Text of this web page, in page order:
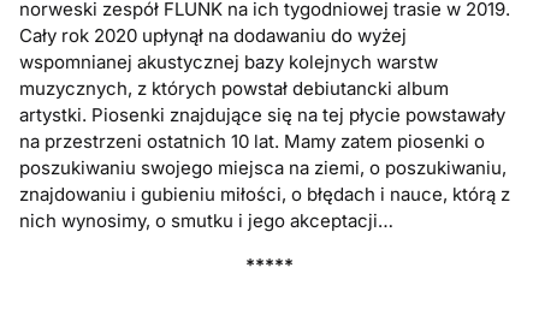
norweski zespół FLUNK na ich tygodniowej trasie w 2019.
Cały rok 2020 upłynął na dodawaniu do wyżej
wspomnianej akustycznej bazy kolejnych warstw
muzycznych, z których powstał debiutancki album
artystki. Piosenki znajdujące się na tej płycie powstawały
na przestrzeni ostatnich 10 lat. Mamy zatem piosenki o
poszukiwaniu swojego miejsca na ziemi, o poszukiwaniu,
znajdowaniu i gubieniu miłości, o błędach i nauce, którą z
nich wynosimy, o smutku i jego akceptacji…
*****